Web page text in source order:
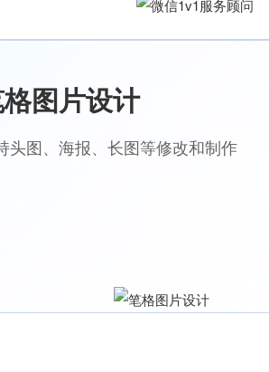
图片设计
头图、海报、长图等修改和制作